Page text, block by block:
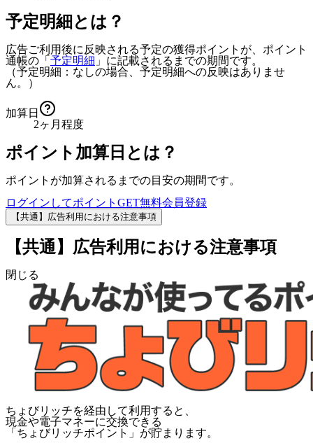
予定明細とは？
広告ご利用後に反映される予定の獲得ポイントが、ポイント
通帳の「 予定明細 」に記載されるまでの期間です。
（予定明細：なしの場合、予定明細への反映はありませ
ん。）
加算日
2ヶ月程度
ポイント加算日とは？
ポイントが加算されるまでの目安の期間です。
ログインしてポイントGET無料会員登録
【共通】広告利用における注意事項
【共通】広告利用における注意事項
閉じる
ちょびリッチを経由して利用すると、
現金や電子マネーに交換できる
「 ちょびリッチポイント 」が貯まります。